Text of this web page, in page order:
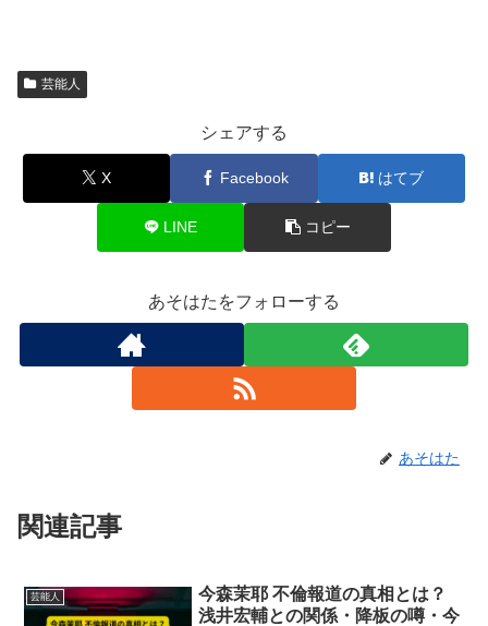
芸能人
シェアする
X Facebook はてブ
LINE コピー
あそはたをフォローする
あそはた
関連記事
芸能人
今森茉耶 不倫報道の真相とは？
浅井宏輔との関係・降板の噂・今